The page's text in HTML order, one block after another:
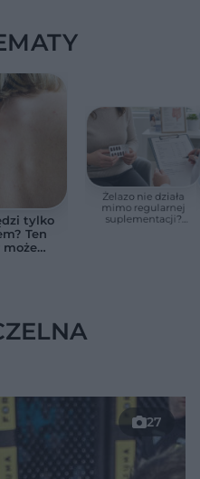
tylko
Ten
może
Żelazo nie działa
mimo regularnej
suplementacji?
27